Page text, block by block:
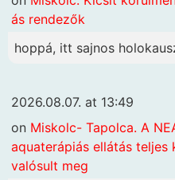
ás rendezők
hoppá, itt sajnos
2026.08.07. at 13:49
on Miskolc- Tapolca. A
aquaterápiás ellátás teljes
valósult meg